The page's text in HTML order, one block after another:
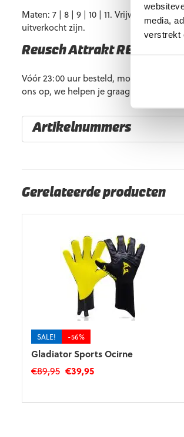
media,
verstrekt
Maten: 7 | 8 | 9 | 10 | 11. Vrijwel altijd op
uitverkocht zijn.
Reusch Attrakt RE:GRIP
Vóór 23:00 uur besteld, morgen in huis.
ons op, we helpen je graag verder!
Artikelnummers
Gerelateerde producten
SALE! -56%
Gladiator Sports Ocirne
€89,95 Oorspronkelijke
€39,95Huidige
product